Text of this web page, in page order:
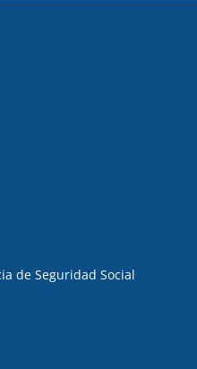
de Seguridad Social